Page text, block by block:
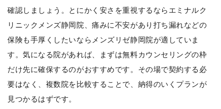
確認しましょう。とにかく安さを重視するならエミナルク
リニックメンズ静岡院、痛みに不安があり打ち漏れなどの
保険も手厚くしたいならメンズリゼ静岡院が適していま
す。気になる院があれば、まずは無料カウンセリングの枠
だけ先に確保するのがおすすめです。その場で契約する必
要はなく、複数院を比較することで、納得のいくプランが
見つかるはずです。